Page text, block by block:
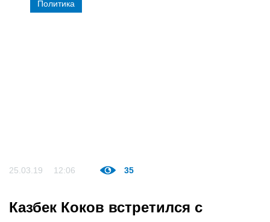
Политика
25.03.19 12:06 35
Казбек Коков встретился с